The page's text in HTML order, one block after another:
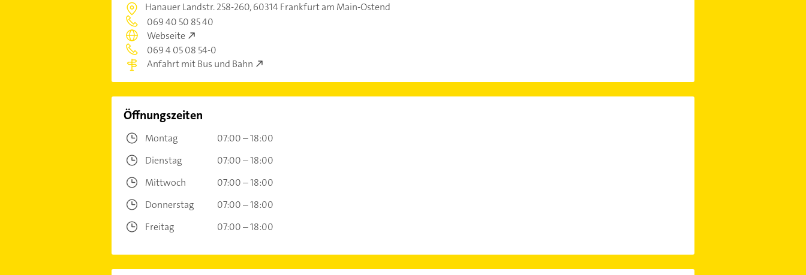
Hanauer Landstr. 258-260,60314 Frankfurt am Main-Ostend
069 40 50 85 40
Webseite
069 4 05 08 54-0
Anfahrt mit Bus und Bahn
Öffnungszeiten
Montag
07:00 – 18:00
Dienstag
07:00 – 18:00
Mittwoch
07:00 – 18:00
Donnerstag
07:00 – 18:00
Freitag
07:00 – 18:00